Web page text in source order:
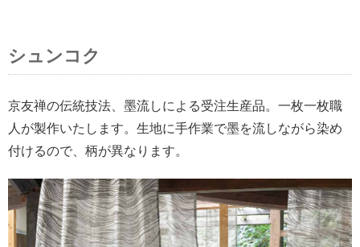
シュンコク
京友禅の伝統技法、墨流しによる受注生産品。一枚一枚職
人が製作いたします。生地に手作業で墨を流しながら染め
付けるので、柄が異なります。